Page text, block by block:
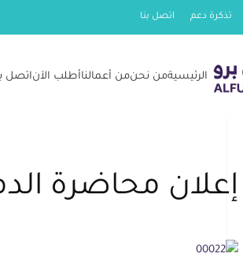
تذكرة دعم اتصل بنا
الرئيسيةمن نحنمن أعمالناأطلب الآناتصل
إعلان محاضرة